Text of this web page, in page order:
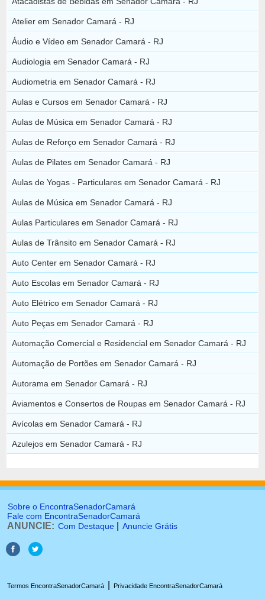
Atelier em Senador Camará - RJ
Áudio e Vídeo em Senador Camará - RJ
Audiologia em Senador Camará - RJ
Audiometria em Senador Camará - RJ
Aulas e Cursos em Senador Camará - RJ
Aulas de Música em Senador Camará - RJ
Aulas de Reforço em Senador Camará - RJ
Aulas de Pilates em Senador Camará - RJ
Aulas de Yogas - Particulares em Senador Camará - RJ
Aulas de Música em Senador Camará - RJ
Aulas Particulares em Senador Camará - RJ
Aulas de Trânsito em Senador Camará - RJ
Auto Center em Senador Camará - RJ
Auto Escolas em Senador Camará - RJ
Auto Elétrico em Senador Camará - RJ
Auto Peças em Senador Camará - RJ
Automação Comercial e Residencial em Senador Camará - RJ
Automação de Portões em Senador Camará - RJ
Autorama em Senador Camará - RJ
Aviamentos e Consertos de Roupas em Senador Camará - RJ
Avícolas em Senador Camará - RJ
Azulejos em Senador Camará - RJ
Sobre o EncontraSenadorCamará
Fale com EncontraSenadorCamará
ANUNCIE: Com Destaque Anuncie Grátis
Termos EncontraSenadorCamará Privacidade EncontraSenadorCamará